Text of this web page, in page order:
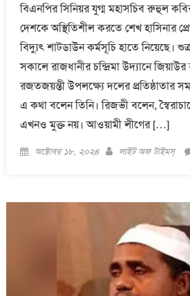
বিএনপির সিনিয়র যুগ্ম মহাসচিব রুহুল
দেশকে অস্থিতিশীল করতে শেখ হাসিনার
বিদ্যুৎ শাটডাউন কর্মসূচি হাতে নিয়েছে।
সকালে রাজধানীর চন্দ্রিমা উদ্যানে
রজতজয়ন্তী উপলক্ষ্যে দলের প্রতিষ্ঠাতার
এ কথা বলেন তিনি। রিজভী বলেন,
এখনও মুক্ত নয়। আওয়ামী লীগের […]
Posted
অক্টোবর ১৮, ২০২৪ Author
লাইট অফ টাইমস্